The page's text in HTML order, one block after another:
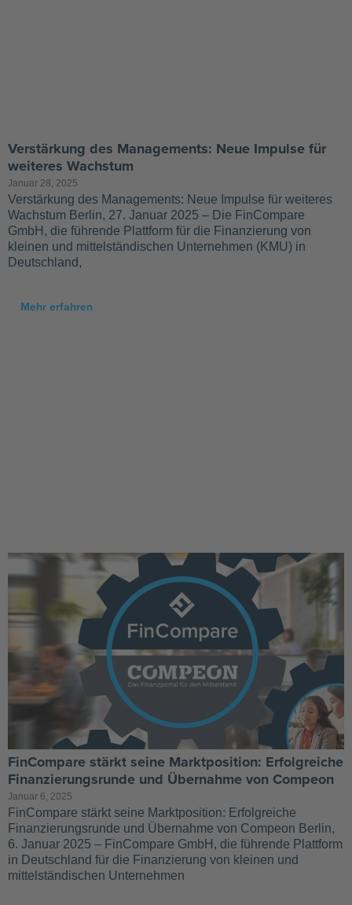
Verstärkung des Managements: Neue Impulse für
weiteres Wachstum
Januar 28, 2025
Verstärkung des Managements: Neue Impulse für weiteres
Wachstum Berlin, 27. Januar 2025 – Die FinCompare
GmbH, die führende Plattform für die Finanzierung von
kleinen und mittelständischen Unternehmen (KMU) in
Deutschland,
Mehr erfahren
FinCompare stärkt seine Marktposition: Erfolgreiche
Finanzierungsrunde und Übernahme von Compeon
Januar 6, 2025
FinCompare stärkt seine Marktposition: Erfolgreiche
Finanzierungsrunde und Übernahme von Compeon Berlin,
6. Januar 2025 – FinCompare GmbH, die führende Plattform
in Deutschland für die Finanzierung von kleinen und
mittelständischen Unternehmen